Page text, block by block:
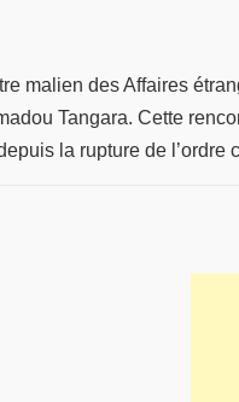
malien des Affaires
Tangara. Cette
la rupture de l’ordre